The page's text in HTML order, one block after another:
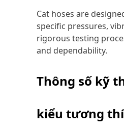
Cat hoses are
specific pressures,
rigorous testing
and dependability.
Thông số kỹ
kiểu tương